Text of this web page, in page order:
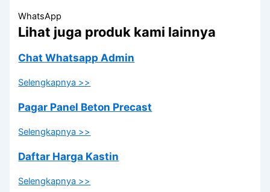
WhatsApp
Lihat juga produk kami lainnya
Chat Whatsapp Admin
Selengkapnya >>
Pagar Panel Beton Precast
Selengkapnya >>
Daftar Harga Kastin
Selengkapnya >>